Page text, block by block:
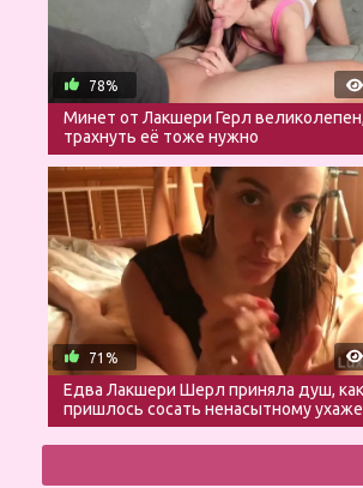
78%
Минет от Лакшери Герл
трахнуть её тоже нужно
71%
Едва Лакшери Шерл приняла душ,
пришлось сосать ненасытному